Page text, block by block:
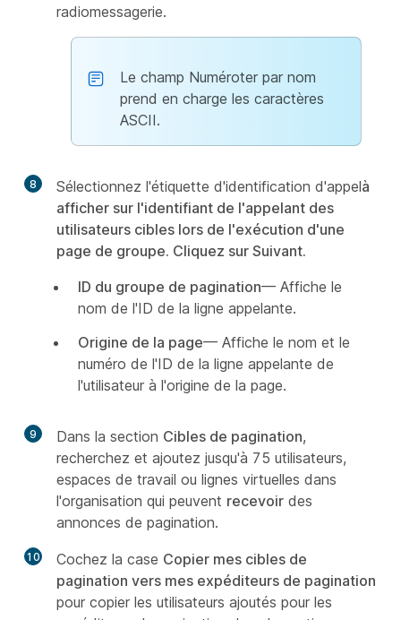
radiomessagerie.
Le champ Numéroter par nom
prend en charge les caractères
ASCII.
8 Sélectionnez l'étiquette d'identification d'appelà
afficher sur l'identifiant de l'appelant des
utilisateurs cibles lors de l'exécution d'une
page de groupe. Cliquez sur Suivant.
ID du groupe de pagination— Affiche le
nom de l'ID de la ligne appelante.
Origine de la page— Affiche le nom et le
numéro de l'ID de la ligne appelante de
l'utilisateur à l'origine de la page.
9 Dans la section Cibles de pagination,
recherchez et ajoutez jusqu'à 75 utilisateurs,
espaces de travail ou lignes virtuelles dans
l'organisation qui peuvent recevoir des
annonces de pagination.
10 Cochez la case Copier mes cibles de
pagination vers mes expéditeurs de pagination
pour copier les utilisateurs ajoutés pour les